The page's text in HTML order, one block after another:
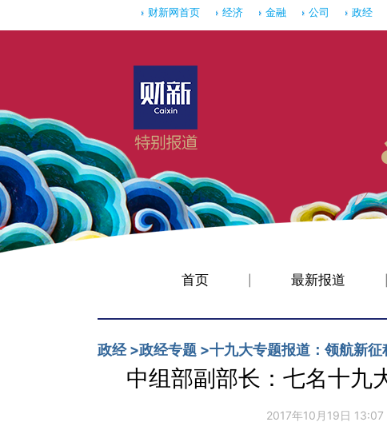
财新网首页 经济 金融 公司 政经
首页 最新报道
政经>政经专题 >十九大专题报道：领航新征
中组部副部长：七名十九
2017年10月19日 13:07